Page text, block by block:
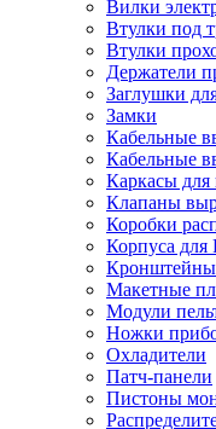
Вилки
Втулки под
Втулки
Держатели
Заглушки
Замки
Кабельные
Кабельные
Каркасы для
Клапаны
Коробки
Корпуса
Кронштейны
Макетные
Модули
Ножки
Охладители
Патч-панели
Пистоны